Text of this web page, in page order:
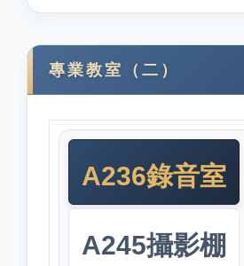
專業教室（二）
A236錄音室
A245攝影棚